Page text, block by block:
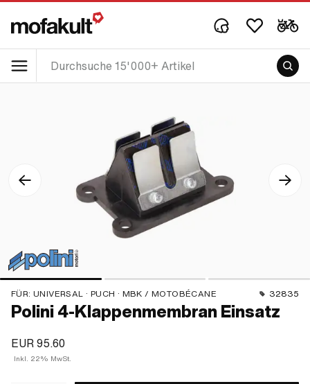
FÜR: UNIVERSAL · PUCH · MBK / MOTOBÉCANE 32835
Polini 4-Klappenmembran Einsatz
EUR 95.60
Inkl. 22% MwSt.